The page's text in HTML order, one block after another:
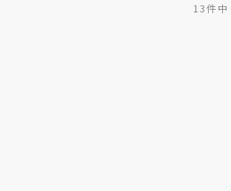
13件中